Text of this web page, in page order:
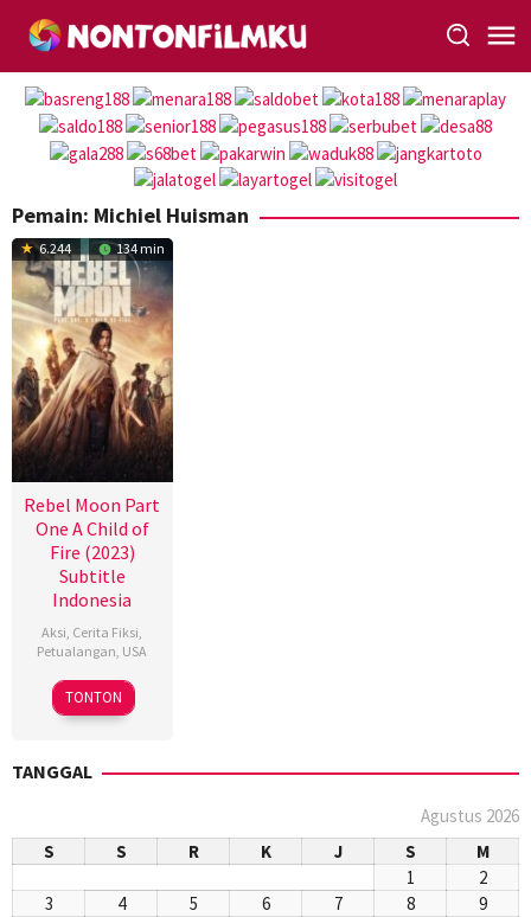
Pemain: Michiel Huisman
6.244 134 min
Rebel Moon Part
One A Child of
Fire (2023)
Subtitle
Indonesia
Aksi, Cerita Fiksi,
Petualangan, USA
15
Dec
Zack
Snyder
TONTON
TANGGAL
Agustus 2026
S
S R K J S
M
1
2
3
4 5 6 7 8
9